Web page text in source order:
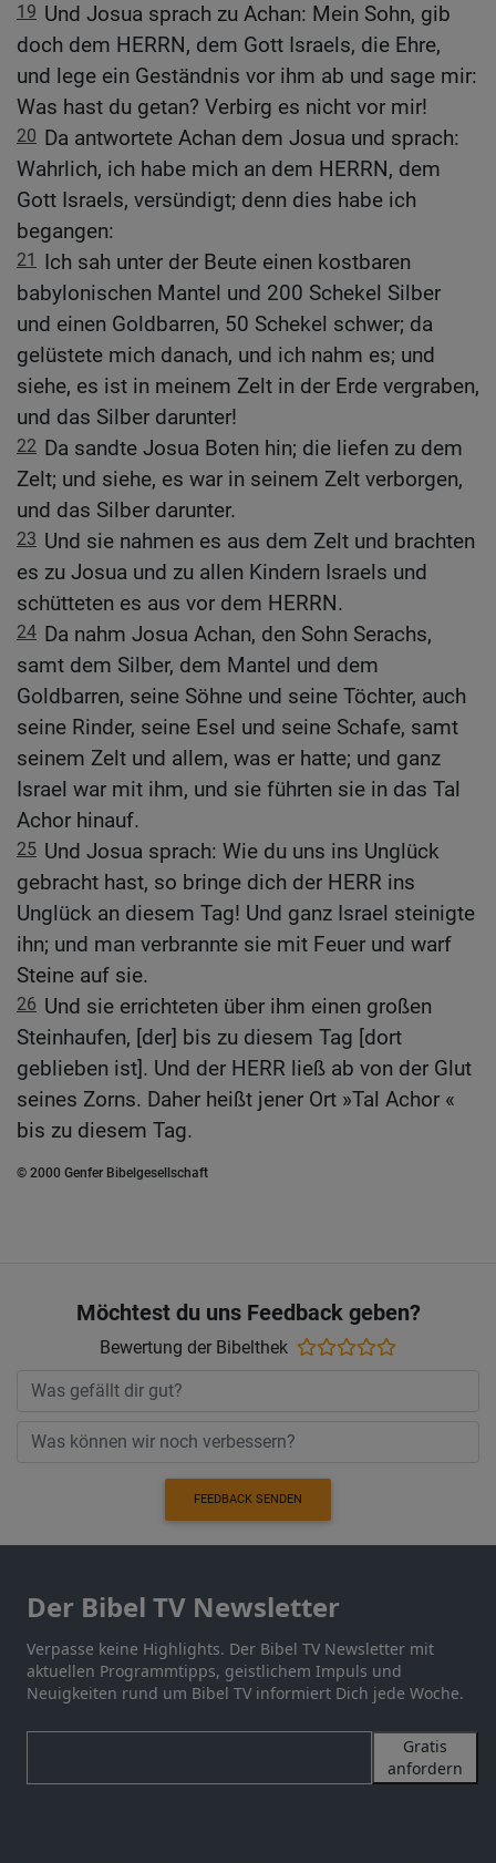
19 Und Josua sprach zu Achan: Mein Sohn, gib
doch dem HERRN, dem Gott Israels, die Ehre,
und lege ein Geständnis vor ihm ab und sage mir:
Was hast du getan? Verbirg es nicht vor mir!
20 Da antwortete Achan dem Josua und sprach:
Wahrlich, ich habe mich an dem HERRN, dem
Gott Israels, versündigt; denn dies habe ich
begangen:
21
Ich sah unter der Beute einen kostbaren
babylonischen Mantel und 200 Schekel Silber
und einen Goldbarren, 50 Schekel schwer; da
gelüstete mich danach, und ich nahm es; und
siehe, es ist in meinem Zelt in der Erde vergraben,
und das Silber darunter!
22 Da sandte Josua Boten hin; die liefen zu dem
Zelt; und siehe, es war in seinem Zelt verborgen,
und das Silber darunter.
23 Und sie nahmen es aus dem Zelt und brachten
es zu Josua und zu allen Kindern Israels und
schütteten es aus vor dem HERRN.
24 Da nahm Josua Achan, den Sohn Serachs,
samt dem Silber, dem Mantel und dem
Goldbarren, seine Söhne und seine Töchter, auch
seine Rinder, seine Esel und seine Schafe, samt
seinem Zelt und allem, was er hatte; und ganz
Israel war mit ihm, und sie führten sie in das Tal
Achor hinauf.
25 Und Josua sprach: Wie du uns ins Unglück
gebracht hast, so bringe dich der HERR ins
Unglück an diesem Tag! Und ganz Israel steinigte
ihn; und man verbrannte sie mit Feuer und warf
Steine auf sie.
26 Und sie errichteten über ihm einen großen
Steinhaufen, [der] bis zu diesem Tag [dort
geblieben ist]. Und der HERR ließ ab von der Glut
seines Zorns. Daher heißt jener Ort »Tal Achor «
bis zu diesem Tag.
© 2000 Genfer Bibelgesellschaft
Möchtest du uns Feedback geben?
Bewertung der Bibelthek
FEEDBACK SENDEN
Der Bibel TV Newsletter
Verpasse keine Highlights. Der Bibel TV Newsletter mit
aktuellen Programmtipps, geistlichem Impuls und
Neuigkeiten rund um Bibel TV informiert Dich jede Woche.
Gratis
anfordern